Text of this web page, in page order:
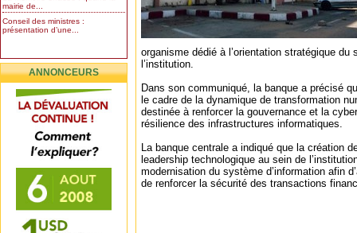
mairie de...
Conseil des ministres :
présentation d’une...
ANNONCEURS
organisme dédié à l’orientation stratégique du
l’institution.
Dans son communiqué, la banque a précisé
le cadre de la dynamique de transformation
destinée à renforcer la gouvernance et la
résilience des infrastructures informatiques.
La banque centrale a indiqué que la création
leadership technologique au sein de
modernisation du système d’information afin
de renforcer la sécurité des transactions